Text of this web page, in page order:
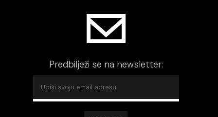
Predbilježi se na newsletter: